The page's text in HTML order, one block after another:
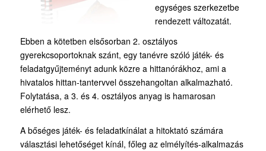
egységes szerkezetbe
rendezett változatát.
Ebben a kötetben elsősorban 2. osztályos
gyerekcsoportoknak szánt, egy tanévre szóló játék- és
feladatgyűjteményt adunk közre a hittanórákhoz, ami a
hivatalos hittan-tantervvel összehangoltan alkalmazható.
Folytatása, a 3. és 4. osztályos anyag is hamarosan
elérhető lesz.
A bőséges játék- és feladatkínálat a hitoktató számára
választási lehetőséget kínál, főleg az elmélyítés-alkalmazás